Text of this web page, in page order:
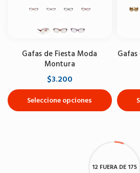
Gafas de Fiesta Moda
Montura
$3.200
Seleccione opciones
12 FUERA DE 175